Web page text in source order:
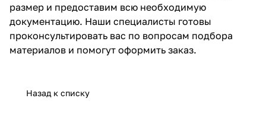
размер и предоставим всю необходимую
документацию. Наши специалисты готовы
проконсультировать вас по вопросам подбора
материалов и помогут оформить заказ.
Назад к списку